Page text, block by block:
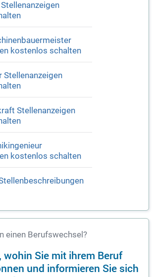
kostenlos schalten
Stellenanzeigen
Stellenanzeigen
kostenlos schalten
einen Berufswechsel?
wohin Sie mit ihrem Beruf
und informieren Sie sich